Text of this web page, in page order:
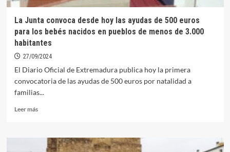
La Junta convoca desde hoy las ayudas de 500 euros
para los bebés nacidos en pueblos de menos de 3.000
habitantes
27/09/2024
El Diario Oficial de Extremadura publica hoy la primera
convocatoria de las ayudas de 500 euros por natalidad a
familias...
Leer másLeer
Junta